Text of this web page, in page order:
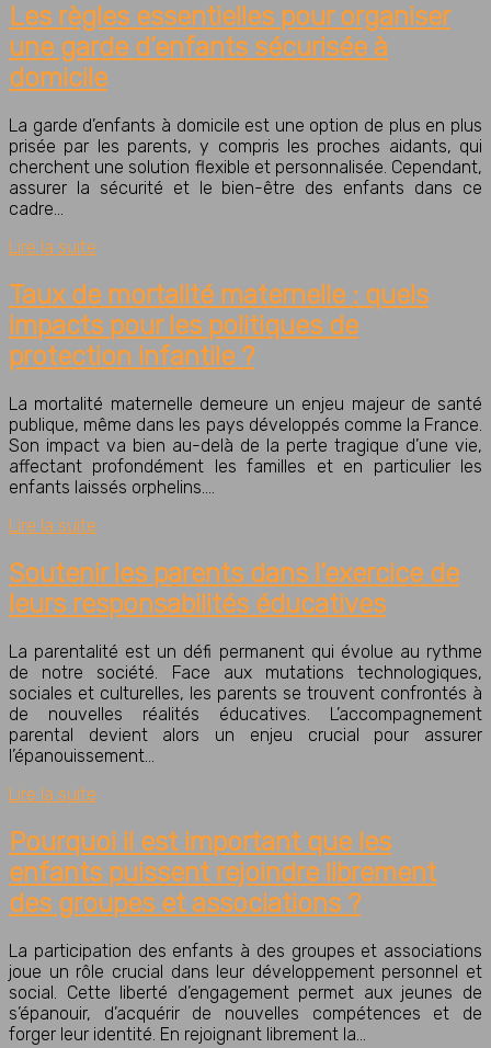
Les règles essentielles pour organiser
une garde d’enfants sécurisée à
domicile
La garde d’enfants à domicile est une option de plus en plus
prisée par les parents, y compris les proches aidants, qui
cherchent une solution flexible et personnalisée. Cependant,
assurer la sécurité et le bien-être des enfants dans ce
cadre…
Lire la suite
Taux de mortalité maternelle : quels
impacts pour les politiques de
protection infantile ?
La mortalité maternelle demeure un enjeu majeur de santé
publique, même dans les pays développés comme la France.
Son impact va bien au-delà de la perte tragique d’une vie,
affectant profondément les familles et en particulier les
enfants laissés orphelins….
Lire la suite
Soutenir les parents dans l’exercice de
leurs responsabilités éducatives
La parentalité est un défi permanent qui évolue au rythme
de notre société. Face aux mutations technologiques,
sociales et culturelles, les parents se trouvent confrontés à
de nouvelles réalités éducatives. L’accompagnement
parental devient alors un enjeu crucial pour assurer
l’épanouissement…
Lire la suite
Pourquoi il est important que les
enfants puissent rejoindre librement
des groupes et associations ?
La participation des enfants à des groupes et associations
joue un rôle crucial dans leur développement personnel et
social. Cette liberté d’engagement permet aux jeunes de
s’épanouir, d’acquérir de nouvelles compétences et de
forger leur identité. En rejoignant librement la…